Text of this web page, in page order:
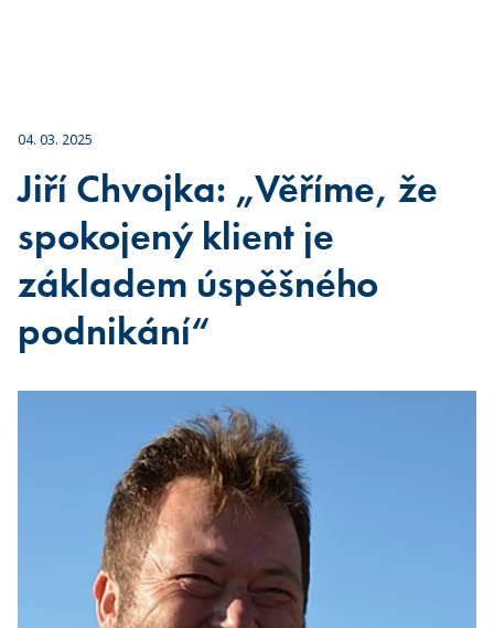
04. 03. 2025
Jiří Chvojka: „Věříme, že
spokojený klient je
základem úspěšného
podnikání“